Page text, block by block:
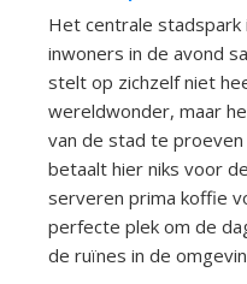
Het centrale stadspark
inwoners in de avond
stelt op zichzelf niet
wereldwonder, maar
van de stad te proeven
betaalt hier niks voor
serveren prima koffie
perfecte plek om de
de ruïnes in de